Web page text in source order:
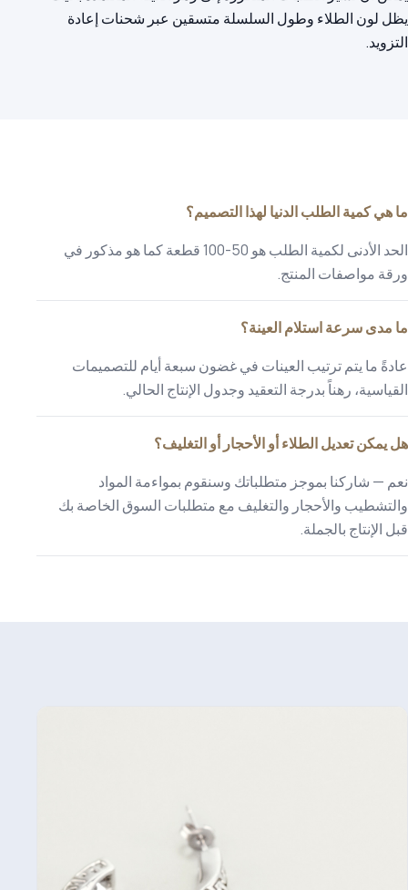
يظل لون الطلاء وطول السلسلة متسقين عبر شحنات إعادة
التزويد.
ما هي كمية الطلب الدنيا لهذا التصميم؟
الحد الأدنى لكمية الطلب هو 50-100 قطعة كما هو مذكور في
ورقة مواصفات المنتج.
ما مدى سرعة استلام العينة؟
عادةً ما يتم ترتيب العينات في غضون سبعة أيام للتصميمات
القياسية، رهناً بدرجة التعقيد وجدول الإنتاج الحالي.
هل يمكن تعديل الطلاء أو الأحجار أو التغليف؟
نعم — شاركنا بموجز متطلباتك وسنقوم بمواءمة المواد
والتشطيب والأحجار والتغليف مع متطلبات السوق الخاصة بك
قبل الإنتاج بالجملة.